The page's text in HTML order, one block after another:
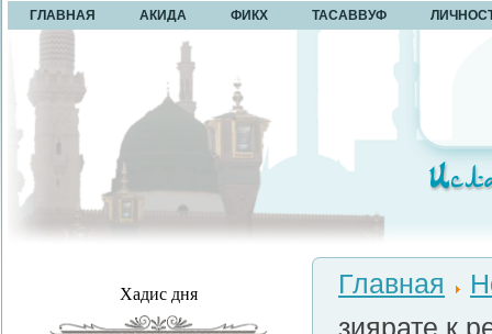
ГЛАВНАЯ АКИДА ФИКХ ТАСАВВУФ
Хадис дня Главная